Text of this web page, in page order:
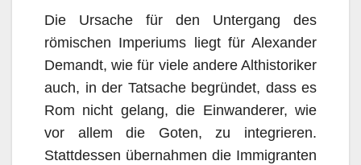
Die Ursache für den Untergang des
römischen Imperiums liegt für Alexander
Demandt, wie für viele andere Althistoriker
auch, in der Tatsache begründet, dass es
Rom nicht gelang, die Einwanderer, wie
vor allem die Goten, zu integrieren.
Stattdessen übernahmen die Immigranten